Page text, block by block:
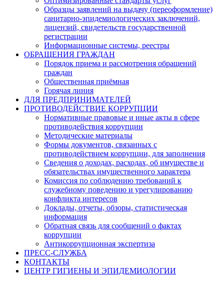
Образцы заявлений на выдачу (переоформление)
санитарно-эпидемиологических заключений,
лицензий, свидетельств государственной
регистрации
Информационные системы, реестры
ОБРАЩЕНИЯ ГРАЖДАН
Порядок приема и рассмотрения обращений
граждан
Общественная приёмная
Горячая линия
ДЛЯ ПРЕДПРИНИМАТЕЛЕЙ
ПРОТИВОДЕЙСТВИЕ КОРРУПЦИИ
Нормативные правовые и иные акты в сфере
противодействия коррупции
Методические материалы
Формы документов, связанных с
противодействием коррупции, для заполнения
Сведения о доходах, расходах, об имуществе и
обязательствах имущественного характера
Комиссия по соблюдению требований к
служебному поведению и урегулированию
конфликта интересов
Доклады, отчеты, обзоры, статистическая
информация
Обратная связь для сообщений о фактах
коррупции
Антикоррупционная экспертиза
ПРЕСС-СЛУЖБА
КОНТАКТЫ
ЦЕНТР ГИГИЕНЫ И ЭПИДЕМИОЛОГИИ